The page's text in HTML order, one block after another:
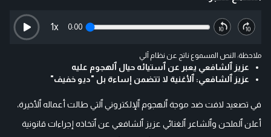
0:00
1x
ملاحظة: النص المسموع ناتج عن نظام آلي
عزيز ٱلشافعي يعبر عن ٱستيائه حيال ٱلهجوم عليه
عزيز ٱلشافعي: ٱلأغنية لا تتضمن إساءة بل "ديو خفيف"
في تصعيد لافت ضد موجة ٱلهجوم ٱلإلكتروني ٱلتي طالت أعماله ٱلأخيرة،
أعلن ٱلملحن وٱلشاعر ٱلغنائي عزيز ٱلشافعي عن ٱتخاذه إجراءات قانونية